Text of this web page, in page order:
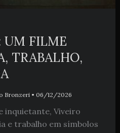
UM FILME
TRABALHO,
Bronzeri • 06/12/2026
inquietante, Viveiro
e trabalho em símbolos